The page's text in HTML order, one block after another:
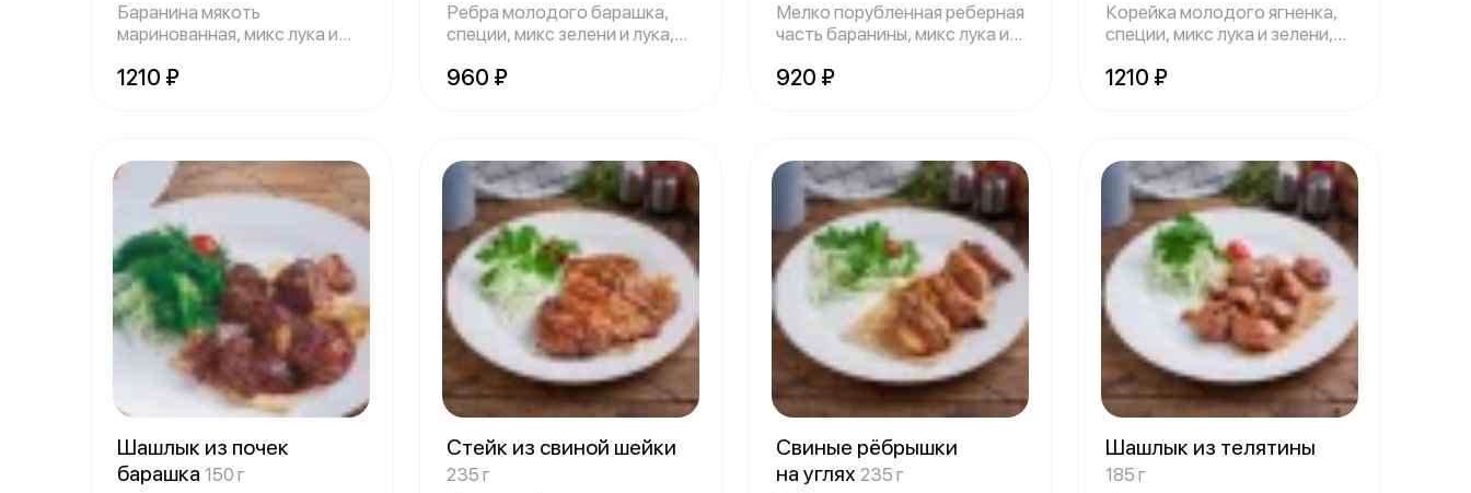
Баранина мякоть
маринованная, микс лука и
1210 ₽
Ребра молодого барашка,
специи, микс зелени и лука,
960 ₽
Мелко порубленная реберная
часть баранины, микс лука и
920 ₽
Корейка молодого ягненка,
специи, микс лука и зелени,
1210 ₽
Шашлык из почек
барашка 150 г
Стейк из свиной шейки
235 г
Свиные рёбрышки
на углях 235 г
Шашлык из телятины
185 г